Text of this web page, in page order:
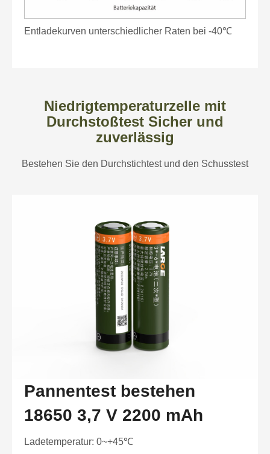
Entladekurven unterschiedlicher Raten bei -40℃
Niedrigtemperaturzelle mit
Durchstoßtest Sicher und
zuverlässig
Bestehen Sie den Durchstichtest und den Schusstest
Pannentest bestehen
18650 3,7 V 2200 mAh
Ladetemperatur: 0~+45℃